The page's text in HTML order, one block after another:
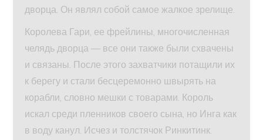
дворца. Он являл собой самое жалкое зрелище.
Королева Гари, ее фрейлины, многочисленная
челядь дворца — все они также были схвачены
и связаны. После этого захватчики потащили их
к берегу и стали бесцеремонно швырять на
корабли, словно мешки с товарами. Король
искал среди пленников своего сына, но Инга как
в воду канул. Исчез и толстячок Ринкитинк.